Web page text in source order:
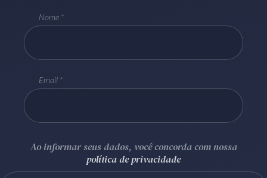
Nome
Email
Ao informar seus dados, você concorda com nossa
política de privacidade